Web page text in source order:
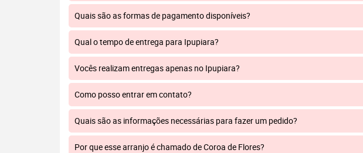
Quais são as formas de pagamento disponíveis?
Qual o tempo de entrega para Ipupiara?
Vocês realizam entregas apenas no Ipupiara?
Como posso entrar em contato?
Quais são as informações necessárias para fazer um pedido?
Por que esse arranjo é chamado de Coroa de Flores?